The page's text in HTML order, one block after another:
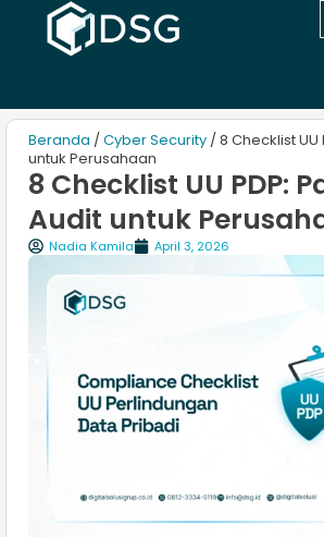
Beranda / Cyber Security / 8 Checklist UU
untuk Perusahaan
8 Checklist UU PDP:
Audit untuk
Nadia Kamila April 3, 2026